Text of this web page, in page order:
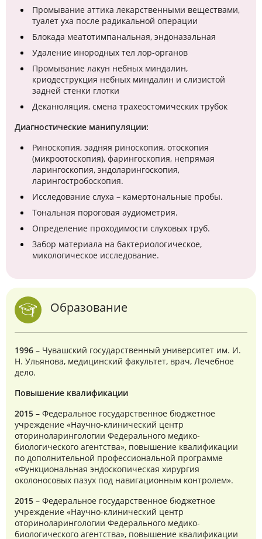
Промывание аттика лекарственными веществами,
туалет уха после pадикальной опеpации
Блокада меатотимпанальная, эндоназальная
Удаление инородных тел лор-органов
Промывание лакун небных миндалин,
криодеструкция небных миндалин и слизистой
задней стенки глотки
Деканюляция, смена трахеостомических трубок
Диагностические манипуляции:
Риноскопия, задняя риноскопия, отоскопия
(микроотоскопия), фарингоскопия, непрямая
ларингоскопия, эндоларингоскопия,
ларингостробоскопия.
Исследование слуха – камертональные пробы.
Тональная пороговая аудиометрия.
Определение проходимости слуховых труб.
Забор материала на бактериологическое,
микологическое исследование.
Образование
1996 – Чувашский государственный университет им. И.
Н. Ульянова, медицинский факультет, врач, Лечебное
дело.
Повышение квалификации
2015 – Федеральное государственное бюджетное
учреждение «Научно-клинический центр
оториноларингологии Федерального медико-
биологического агентства», повышение квалификации
по дополнительной профессиональной программе
«Функциональная эндоскопическая хирургия
околоносовых пазух под навигационным контролем».
2015 – Федеральное государственное бюджетное
учреждение «Научно-клинический центр
оториноларингологии Федерального медико-
биологического агентства», повышение квалификации